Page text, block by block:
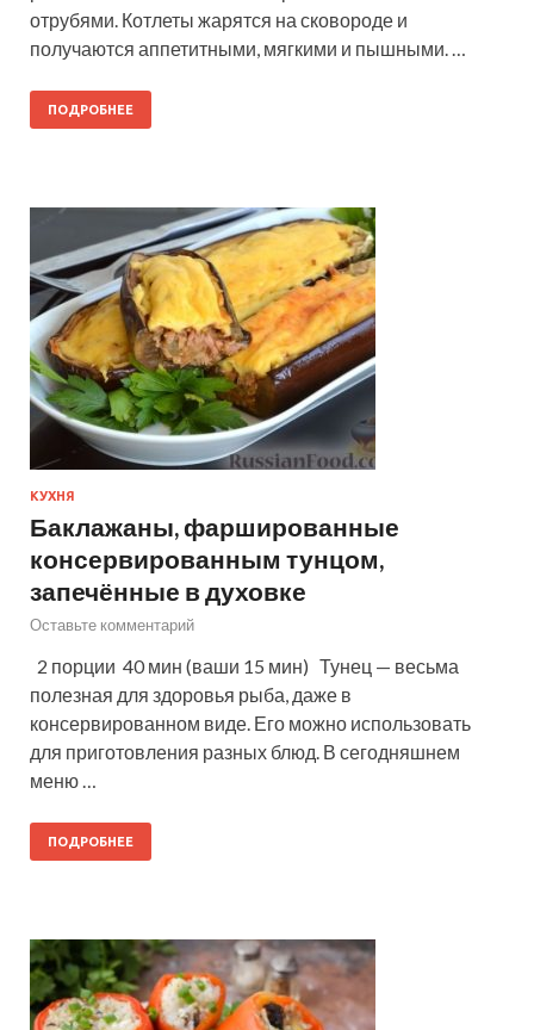
отрубями. Котлеты жарятся на сковороде и
получаются аппетитными, мягкими и пышными. …
ПОДРОБНЕЕ
КУХНЯ
Баклажаны, фаршированные
консервированным тунцом,
запечённые в духовке
Оставьте комментарий
2 порции 40 мин (ваши 15 мин) Тунец — весьма
полезная для здоровья рыба, даже в
консервированном виде. Его можно использовать
для приготовления разных блюд. В сегодняшнем
меню …
ПОДРОБНЕЕ